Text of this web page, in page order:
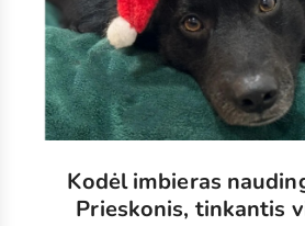
Kodėl imbieras
Prieskonis, tinkantis